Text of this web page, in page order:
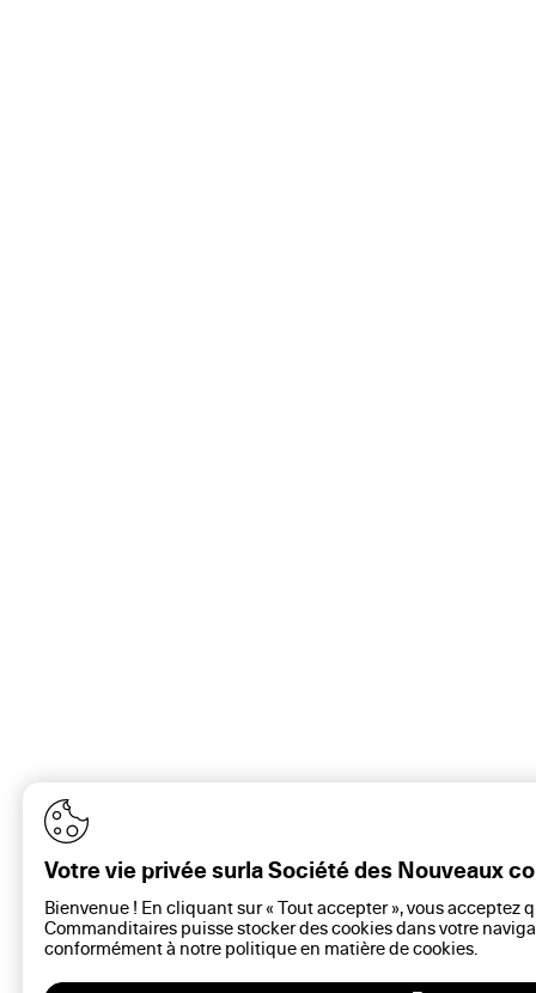
Votre vie privée surla Société des Nouveaux
Bienvenue ! En cliquant sur « Tout accepter », vous acceptez
Commanditaires puisse stocker des cookies dans votre
conformément à notre politique en matière decookies.